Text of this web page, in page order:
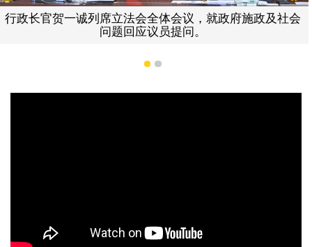
行政长官贺一诚列席立法会全体会议，就政府施政及社会
问题回应议员提问。
1 2